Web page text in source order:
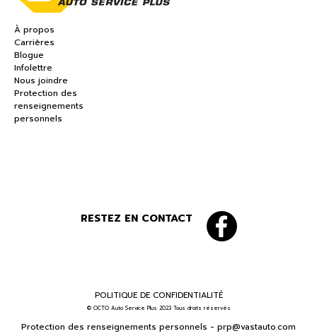
À propos
Carrières
Blogue
Infolettre
Nous joindre
Protection des
renseignements
personnels
RESTEZ EN CONTACT
POLITIQUE DE CONFIDENTIALITÉ
© OCTO Auto Service Plus 2023 Tous droits réservés
Protection des renseignements personnels - prp@vastauto.com